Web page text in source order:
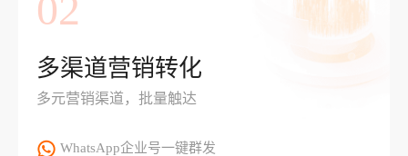
多渠道营销转化
多元营销渠道，批量触达
WhatsApp企业号一键群发